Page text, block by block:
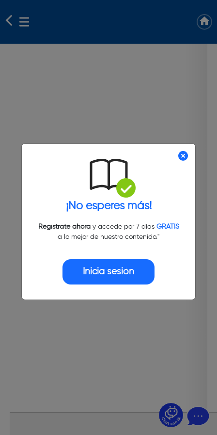
¡No esperes más!
Regístrate ahoray accede por 7 días GRATIS
a lo mejor de nuestro contenido."
Inicia sesión